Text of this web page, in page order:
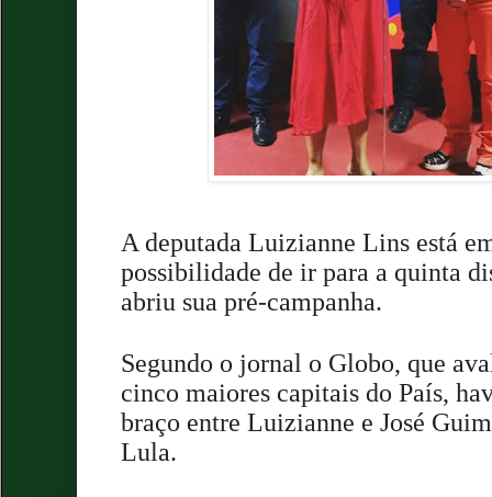
A deputada Luizianne Lins está
possibilidade de ir para a quinta
abriu sua pré-campanha.
Segundo o jornal o Globo, que
cinco maiores capitais do País,
braço entre Luizianne e José
Lula.